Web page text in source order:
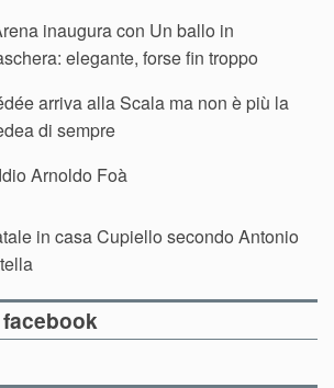
inaugura con Un ballo in
elegante, forse fin troppo
arriva alla Scala ma non è più la
di sempre
Arnoldo Foà
in casa Cupiello secondo Antonio